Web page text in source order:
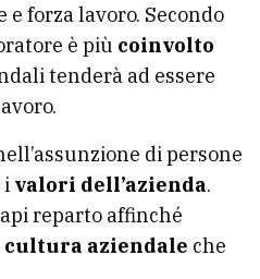
forza lavoro. Secondo
è più coinvolto
tenderà ad essere
di persone
i valori dell’azienda.
reparto affinché
cultura aziendale che